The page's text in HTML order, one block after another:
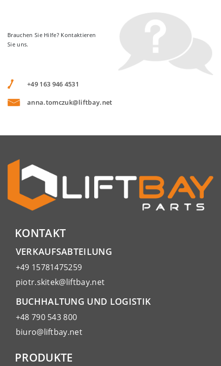
Brauchen Sie Hilfe? Kontaktieren
Sie uns.
+49 163 946 4531
anna.tomczuk@liftbay.net
KONTAKT
VERKAUFSABTEILUNG
+49 15781475259
piotr.skitek@liftbay.net
BUCHHALTUNG UND LOGISTIK
+48 790 543 800
biuro@liftbay.net
PRODUKTE